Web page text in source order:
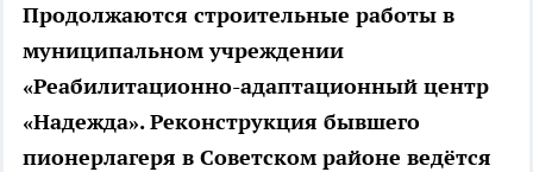
Продолжаются строительные работы в
муниципальном учреждении
«Реабилитационно-адаптационный центр
«Надежда». Реконструкция бывшего
пионерлагеря в Советском районе ведётся